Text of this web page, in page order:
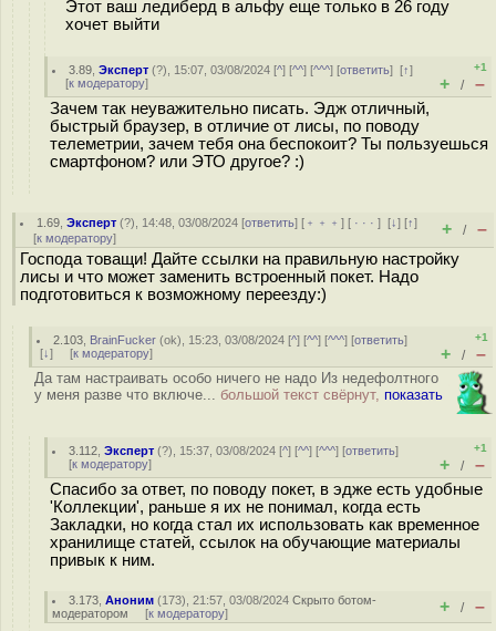
Этот ваш ледиберд в альфу еще только в 26 году
хочет выйти
3.89 ,Эксперт (?), 15:07, 03/08/2024 [^] [^^] [^^^] [ответить][↑]
[к модератору]
+1
+ / –
Зачем так неуважительно писать. Эдж отличный,
быстрый браузер, в отличие от лисы, по поводу
телеметрии, зачем тебя она беспокоит? Ты пользуешься
смартфоном? или ЭТО другое? :)
1.69 ,Эксперт (?), 14:48, 03/08/2024 [ответить] [ ﹢﹢﹢] [ · · ·][↓] [↑]
[к модератору] + / –
Господа товащи! Дайте ссылки на правильную настройку
лисы и что может заменить встроенный покет. Надо
подготовиться к возможному переезду:)
2.103 BrainFucker (ok), 15:23, 03/08/2024 [^] [^^] [^^^] [ответить]
[↓] [к модератору]
+1
+ / –
Да там настраивать особо ничего не надо Из недефолтного
у меня разве что включе... большой текст свёрнут, показать
3.112 ,Эксперт (?), 15:37, 03/08/2024 [^] [^^] [^^^] [ответить]
[к модератору]
+1
+ / –
Спасибо за ответ, по поводу покет, в эдже есть удобные
'Коллекции', раньше я их не понимал, когда есть
Закладки, но когда стал их использовать как временное
хранилище статей, ссылок на обучающие материалы
привык к ним.
3.173 ,Аноним (173), 21:57, 03/08/2024Скрыто ботом-
модератором [к модератору] + / –